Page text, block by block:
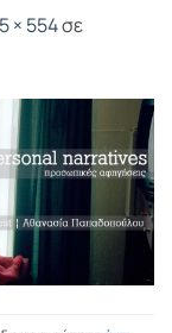
× 554σε